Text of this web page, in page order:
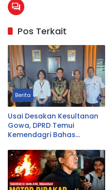
Pos Terkait
Berita
Usai Desakan Kesultanan
Gowa, DPRD Temui
Kemendagri Bahas